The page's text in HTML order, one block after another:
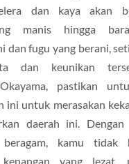
dan kaya akan
manis hingga
dan fugu yang berani,
dan keunikan
pastikan
ini untuk merasakan
daerah ini. Dengan
kamu tidak
kenangan yang lezat,